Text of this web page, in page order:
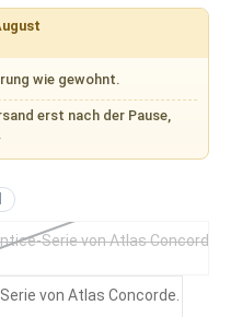
wie gewohnt.
erst nach der Pause,
.
auswählen